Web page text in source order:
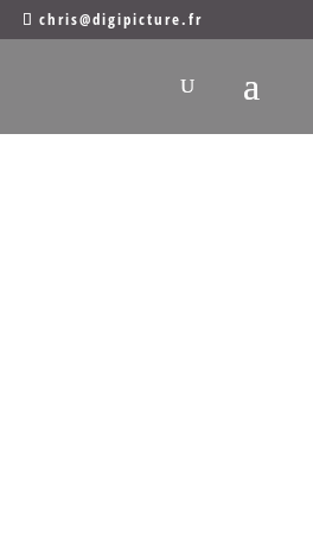
chris@digipicture.fr